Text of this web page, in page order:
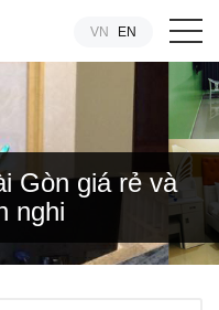
VN EN
Gòn giá rẻ và
nghi